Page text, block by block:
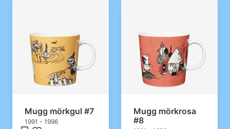
Mugg mörkgul #7
1991 - 1996
Mugg mörkrosa
#8